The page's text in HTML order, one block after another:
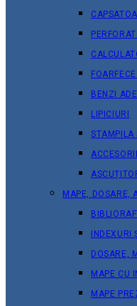
BENZI
LIPICIURI
STAMPILA
MAPE, DOSARE,
INDEXURI
DOSARE,
MAPE CU
MAPE